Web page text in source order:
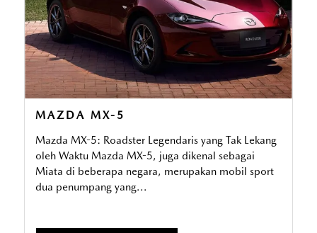
MAZDA MX-5
Mazda MX-5: Roadster Legendaris yang Tak Lekang
oleh Waktu Mazda MX-5, juga dikenal sebagai
Miata di beberapa negara, merupakan mobil sport
dua penumpang yang...